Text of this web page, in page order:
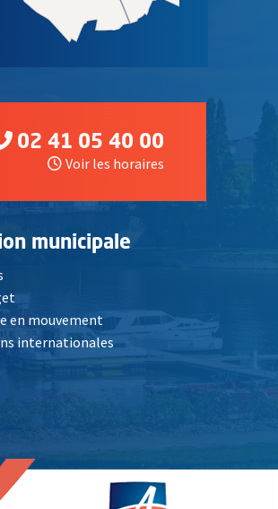
02 41 05 40 00
Voir les horaires
municipale
en mouvement
internationales